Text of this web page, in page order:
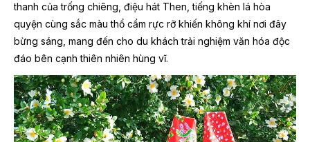
thanh của trống chiêng, điệu hát Then, tiếng khèn lá hòa
quyện cùng sắc màu thổ cẩm rực rỡ khiến không khí nơi đây
bừng sáng, mang đến cho du khách trải nghiệm văn hóa độc
đáo bên cạnh thiên nhiên hùng vĩ.